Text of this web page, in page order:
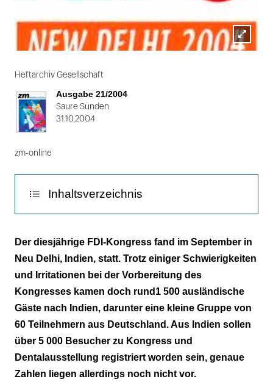
Lightbox
1
von
2
Heftarchiv Gesellschaft
Ausgabe 21/2004
Saure Sünden
31.10.2004
zm-online
Inhaltsverzeichnis
Zukunft der Versorgung
Der diesjährige FDI-Kongress fand im September in
Neu Delhi, Indien, statt. Trotz einiger Schwierigkeiten
und Irritationen bei der Vorbereitung des
Kongresses kamen doch rund1 500 ausländische
Gäste nach Indien, darunter eine kleine Gruppe von
60 Teilnehmern aus Deutschland. Aus Indien sollen
über 5 000 Besucher zu Kongress und
Dentalausstellung registriert worden sein, genaue
Zahlen liegen allerdings noch nicht vor.